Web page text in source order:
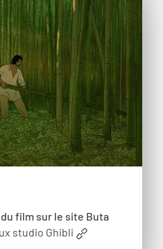
film sur le site Buta
studio Ghibli